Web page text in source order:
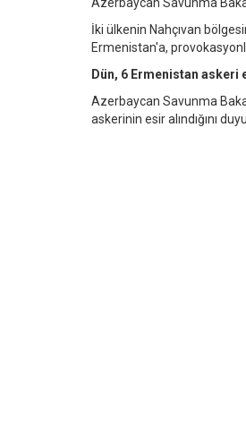
İki ülkenin Nahçıvan
Ermenistan'a,
Dün, 6 Ermenistan askeri
Azerbaycan Savunma
askerinin esir alındığını